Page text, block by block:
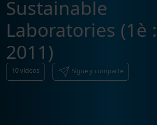
Sustainable
Laboratories (1è :
2011)
10vídeos Sigue y comparte